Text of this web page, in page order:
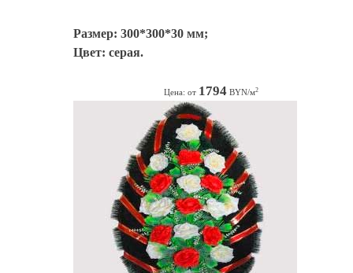
Размер: 300*300*30 мм;
Цвет: серая.
Цена: от 1794 BYN/м2